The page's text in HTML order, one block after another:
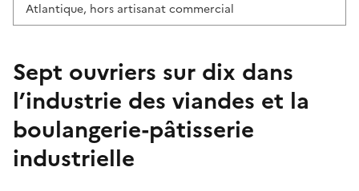
Atlantique, hors artisanat commercial
Sept ouvriers sur dix dans
l’industrie des viandes et la
boulangerie-pâtisserie
industrielle